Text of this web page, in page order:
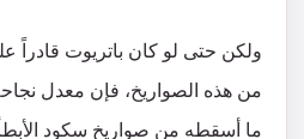
ولكن حتى لو كان باتريوت قادراً
من هذه الصواريخ، فإن معدل
ما أسقطه من صواريخ سكود